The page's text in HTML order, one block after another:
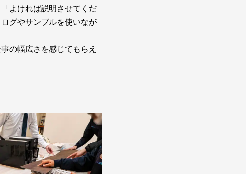
よければ説明させてくだ
グやサンプルを使いなが
の幅広さを感じてもらえ